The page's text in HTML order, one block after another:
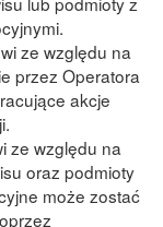
ze względu na
przez Operatora
akcje
ze względu na
oraz podmioty
może zostać